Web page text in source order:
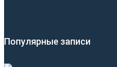
Популярные записи